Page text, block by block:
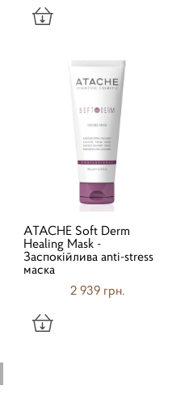
ATACHE Soft Derm
Healing Mask -
Заспокійлива anti-stress
маска
2 939 грн.